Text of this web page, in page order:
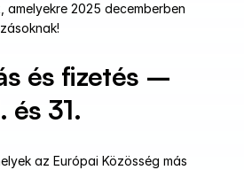
2025 decemberben
és fizetés –
és 31.
az Európai Közösség más